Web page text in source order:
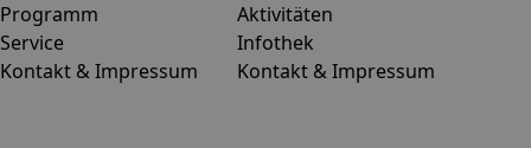
Programm
Service
Kontakt & Impressum
Aktivitäten
Infothek
Kontakt & Impressum